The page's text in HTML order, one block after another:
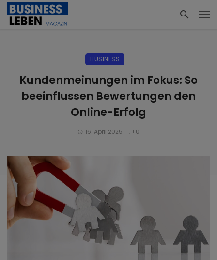
BUSINESS
Kundenmeinungen im Fokus: So
beeinflussen Bewertungen den
Online-Erfolg
16. April 2025 0